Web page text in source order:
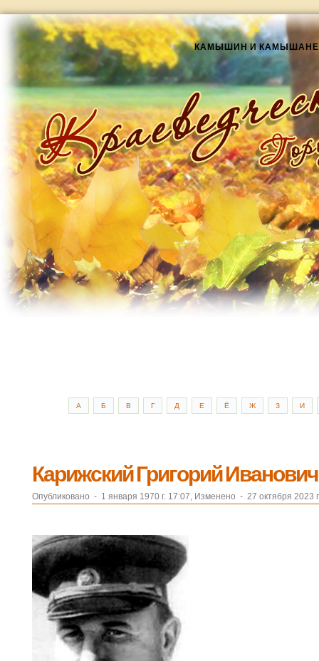
КАМЫШИН И КАМЫШАНЕ
А Б В Г Д Е Ё Ж З И
Карижский Григорий Иванович
Опубликовано - 1 января 1970 г. 17:07, Изменено - 27 октября 2023